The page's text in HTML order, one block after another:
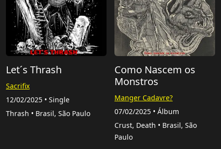
Let´s Thrash
Sacrifix
12/02/2025 • Single
Thrash • Brasil, São Paulo
Como Nascem os
Monstros
Manger Cadavre?
07/02/2025 • Álbum
Crust, Death • Brasil, São
Paulo